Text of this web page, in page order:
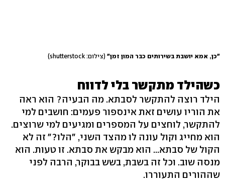
"כן, אמא יושבת בשירותים כבר המון זמן" (צילום: shutterstock)
כשהילד מתקשר בלי לדווח
הילד רוצה להתקשר לסבתא. מה הבעיה? הוא ראה
את הוריו עושים זאת אינספור פעמים: חושבים למי
להתקשר, לוחצים על המספרים ומגיעים למי שרוצים.
הוא מחייג וקול עונה לו מהצד השני, "הלו?" זה לא
הקול של סבתא... הוא מבקש את סבתא. זו טעות. הוא
מנסה שוב. וכל זה בשבת, בשש בבוקר, הרבה לפני
שההורים התעוררו.